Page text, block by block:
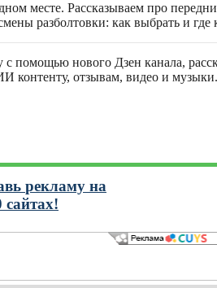
месте. Рассказываем про
разболтовки: как выбрать и где
с помощью нового Дзен канала,
контенту, отзывам, видео и
рекламу на
сайтах!